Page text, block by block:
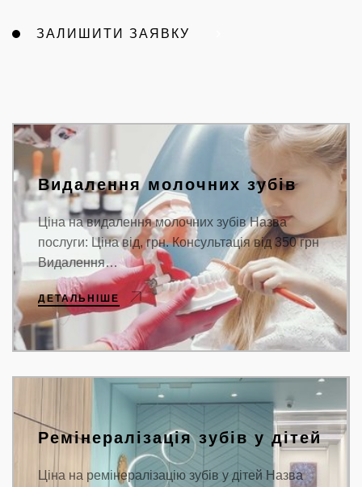
ЗАЛИШИТИ ЗАЯВКУ
Видалення молочних зубів
Ціна на видалення молочних зубів Назва
послуги: Ціна від, грн. Консультація від 350 грн
Видалення…
ДЕТАЛЬНІШЕ
Ремінералізація зубів у дітей
Ціна на ремінералізацію зубів у дітей Назва